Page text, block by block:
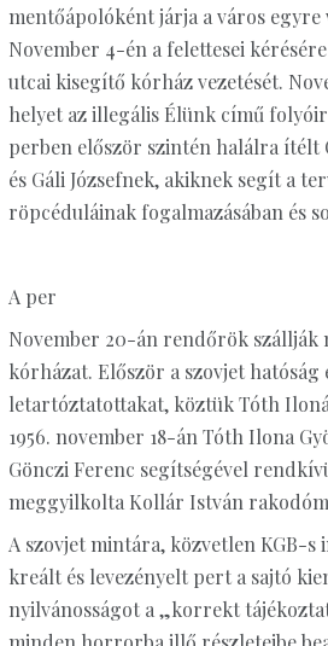
mentőápolóként járja a város egyre
November 4-én a felettesei
utcai kisegítő kórház vezetését.
helyet az illegális Élünk című
perben először szintén halálra ítélt
és Gáli Józsefnek, akiknek segít a
röpcéduláinak fogalmazásában és
A per
November 20-án rendőrök szállják
kórházat. Először a szovjet
letartóztatottakat, köztük Tóth
1956. november 18-án Tóth Ilona
Gönczi Ferenc segítségével
meggyilkolta Kollár István
A szovjet mintára, közvetlen KGB-
kreált és levezényelt pert a sajtó
nyilvánosságot a „korrekt